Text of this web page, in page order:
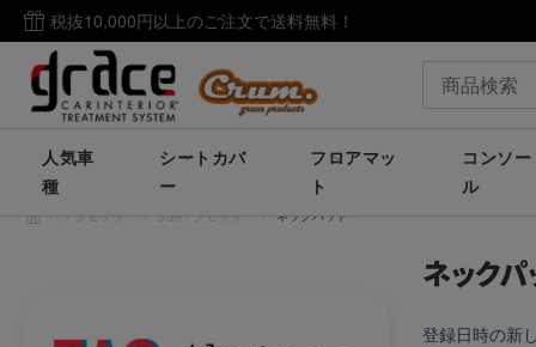
税抜10,000円以上のご注文で送料無料！
人気車
種
シートカバ
ー
フロアマッ
ト
コンソー
ル
/ アクセサリー / 汎用アクセサリー / ネックパッド
ネックパ
登録日時の新